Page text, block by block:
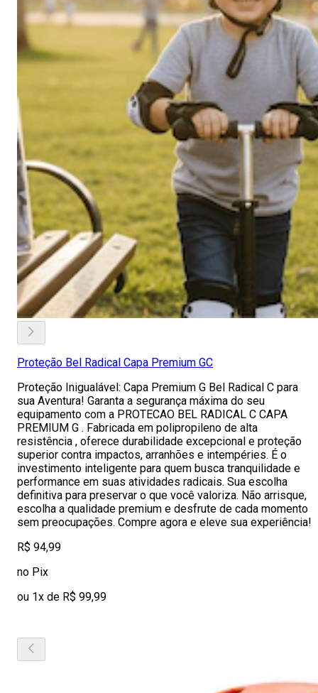
Proteção Bel Radical Capa Premium GC
Proteção Inigualável: Capa Premium G Bel Radical C para
sua Aventura! Garanta a segurança máxima do seu
equipamento com a PROTECAO BEL RADICAL C CAPA
PREMIUM G . Fabricada em polipropileno de alta
resistência , oferece durabilidade excepcional e proteção
superior contra impactos, arranhões e intempéries. É o
investimento inteligente para quem busca tranquilidade e
performance em suas atividades radicais. Sua escolha
definitiva para preservar o que você valoriza. Não arrisque,
escolha a qualidade premium e desfrute de cada momento
sem preocupações. Compre agora e eleve sua experiência!
R$ 94,99
no Pix
ou 1x de R$ 99,99